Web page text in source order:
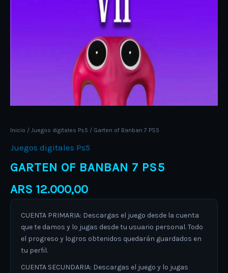
Inicio / Juegos digitales Ps5 / Garten of Banban 7 PS5
Juegos digitales Ps5
GARTEN OF BANBAN 7 PS5
ARS 12.000,00
CUENTA PRIMARIA: Descargas el juego desde la cuenta
que te damos y lo jugas desde tu usuario personal. Todo
el progreso y logros obtenidos quedarán guardados en
tu perfil.
CUENTA SECUNDARIA: Descargas el juego y lo jugas